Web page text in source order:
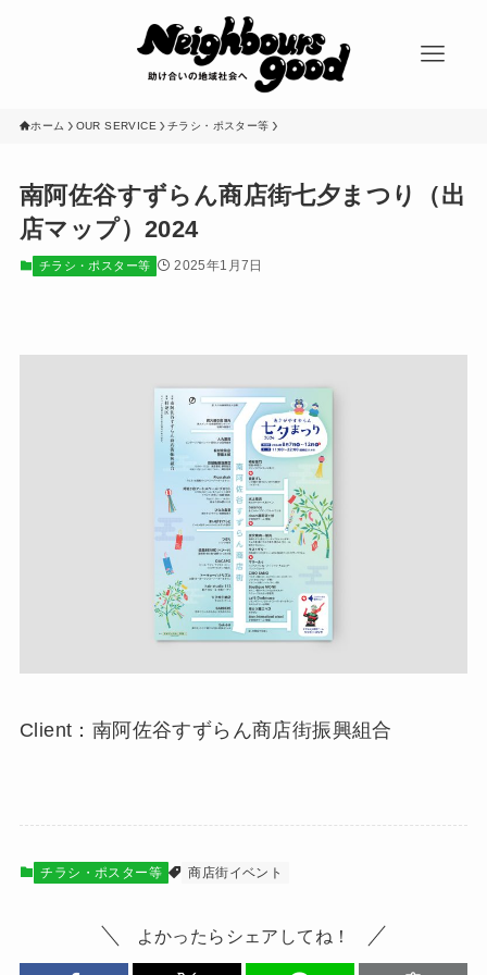
ホーム OUR SERVICE チラシ・ポスター等
南阿佐谷すずらん商店街七夕まつり（出
店マップ）2024
チラシ・ポスター等 2025年1月7日
Client：南阿佐谷すずらん商店街振興組合
チラシ・ポスター等 商店街イベント
よかったらシェアしてね！